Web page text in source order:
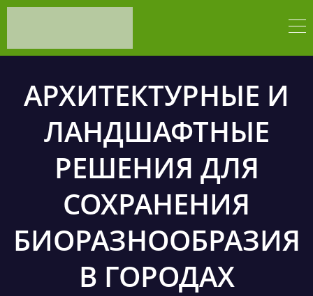
АРХИТЕКТУРНЫЕ И
ЛАНДШАФТНЫЕ
РЕШЕНИЯ ДЛЯ
СОХРАНЕНИЯ
БИОРАЗНООБРАЗИЯ
В ГОРОДАХ